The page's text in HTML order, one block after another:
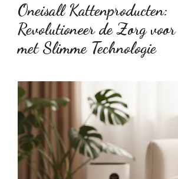
Oneisall Kattenproducten:
Revolutioneer de Zorg
met Slimme Technologie